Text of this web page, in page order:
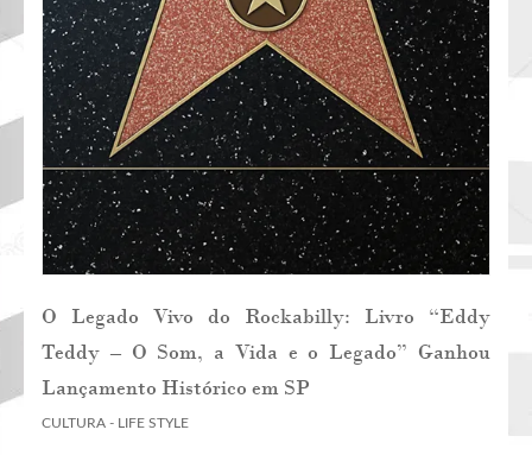
O Legado Vivo do Rockabilly: Livro “Eddy
Teddy – O Som, a Vida e o Legado” Ganhou
Lançamento Histórico em SP
CULTURA - LIFE STYLE